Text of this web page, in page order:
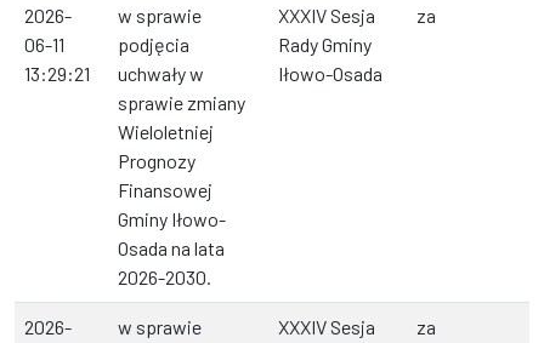
2026-
06-11
13:29:21
w sprawie
podjęcia
uchwały w
sprawie zmiany
Wieloletniej
Prognozy
Finansowej
Gminy Iłowo-
Osada na lata
2026-2030.
XXXIV Sesja
Rady Gminy
Iłowo-Osada
za
2026-
w sprawie
XXXIV Sesja
za